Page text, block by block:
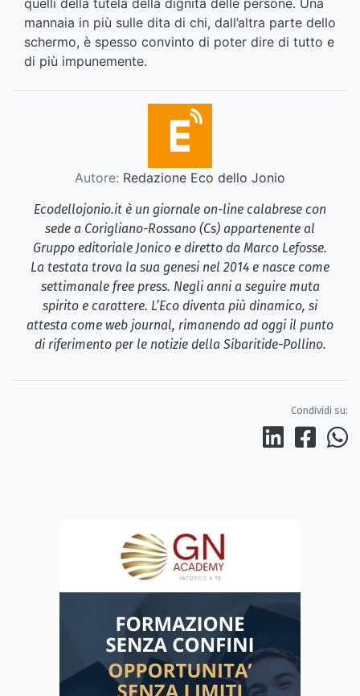
quelli della tutela della dignità delle persone. Una
mannaia in più sulle dita di chi, dall’altra parte dello
schermo, è spesso convinto di poter dire di tutto e
di più impunemente.
Autore: Redazione Eco dello Jonio
Ecodellojonio.it è un giornale on-line calabrese con
sede a Corigliano-Rossano (Cs) appartenente al
Gruppo editoriale Jonico e diretto da Marco Lefosse.
La testata trova la sua genesi nel 2014 e nasce come
settimanale free press. Negli anni a seguire muta
spirito e carattere. L’Eco diventa più dinamico, si
attesta come web journal, rimanendo ad oggi il punto
di riferimento per le notizie della Sibaritide-Pollino.
Condividi su: